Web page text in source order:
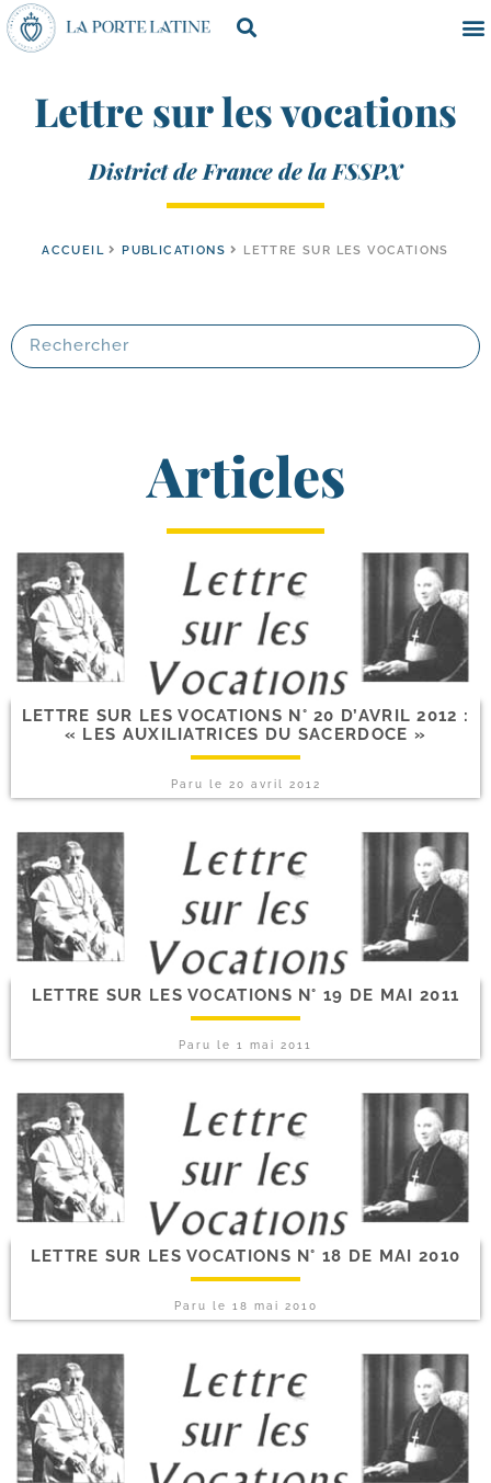
Lettre sur les vocations
District de France de la FSSPX
ACCUEIL PUBLICATIONS LETTRE SUR LES VOCATIONS
Articles
LETTRE SUR LES VOCATIONS N° 20 D’AVRIL 2012 :
« LES AUXILIATRICES DU SACERDOCE »
Paru le 20 avril 2012
LETTRE SUR LES VOCATIONS N° 19 DE MAI 2011
Paru le 1 mai 2011
LETTRE SUR LES VOCATIONS N° 18 DE MAI 2010
Paru le 18 mai 2010